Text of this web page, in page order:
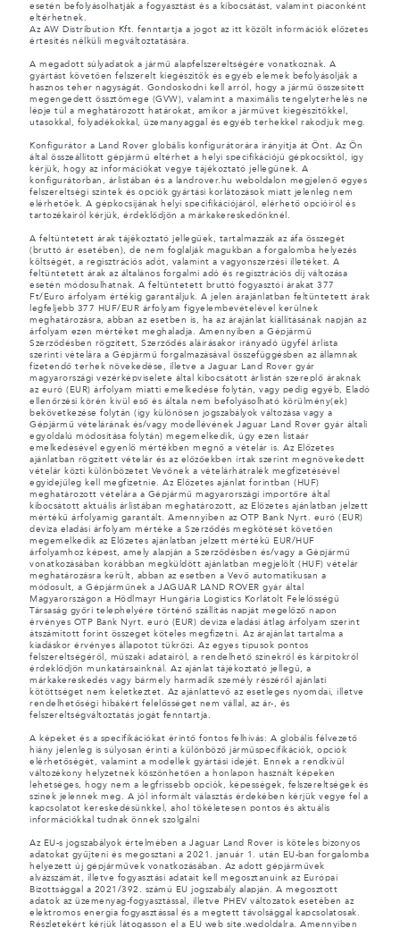
esetén befolyásolhatják a fogyasztást és a kibocsátást, valamint piaconként
eltérhetnek.
Az AW Distribution Kft. fenntartja a jogot az itt közölt információk előzetes
értesítés nélküli megváltoztatására.
A megadott súlyadatok a jármű alapfelszereltségére vonatkoznak. A
gyártást követően felszerelt kiegészítők és egyéb elemek befolyásolják a
hasznos teher nagyságát. Gondoskodni kell arról, hogy a jármű összesített
megengedett össztömege (GVW), valamint a maximális tengelyterhelés ne
lépje túl a meghatározott határokat, amikor a járművet kiegészítőkkel,
utasokkal, folyadékokkal, üzemanyaggal és egyéb terhekkel rakodjuk meg.
Konfigurátor a Land Rover globális konfigurátorára irányítja át Önt. Az Ön
által összeállított gépjármű eltérhet a helyi specifikációjú gépkocsiktól, így
kérjük, hogy az információkat vegye tájékoztató jellegűnek. A
konfigurátorban, árlistában és a landrover.hu weboldalon megjelenő egyes
felszereltségi szintek és opciók gyártási korlátozások miatt jelenleg nem
elérhetőek. A gépkocsijának helyi specifikációjáról, elérhető opcióiról és
tartozékairól kérjük, érdeklődjön a márkakereskedőnknél.
A feltüntetett árak tájékoztató jellegűek, tartalmazzák az áfa összegét
(bruttó ár esetében), de nem foglalják magukban a forgalomba helyezés
költségét, a regisztrációs adót, valamint a vagyonszerzési illetéket. A
feltüntetett árak az általános forgalmi adó és regisztrációs díj változása
esetén módosulhatnak. A feltüntetett bruttó fogyasztói árakat 377
Ft/Euro árfolyam értékig garantáljuk. A jelen árajánlatban feltüntetett árak
legfeljebb 377 HUF/EUR árfolyam figyelembevételével kerülnek
meghatározásra, abban az esetben is, ha az árajánlat kiállításának napján az
árfolyam ezen mértéket meghaladja. Amennyiben a Gépjármű
Szerződésben rögzített, Szerződés aláírásakor irányadó ügyfél árlista
szerinti vételára a Gépjármű forgalmazásával összefüggésben az államnak
fizetendő terhek növekedése, illetve a Jaguar Land Rover gyár
magyarországi vezérképviselete által kibocsátott árlistán szereplő áraknak
az euró (EUR) árfolyam miatti emelkedése folytán, vagy pedig egyéb, Eladó
ellenőrzési körén kívül eső és általa nem befolyásolható körülmény(ek)
bekövetkezése folytán (így különösen jogszabályok változása vagy a
Gépjármű vételárának és/vagy modellévének Jaguar Land Rover gyár általi
egyoldalú módosítása folytán) megemelkedik, úgy ezen listaár
emelkedésével egyenlő mértékben megnő a vételár is. Az Előzetes
ajánlatban rögzített vételár és az előzőekben írtak szerint megnövekedett
vételár közti különbözetet Vevőnek a vételárhátralék megfizetésével
egyidejűleg kell megfizetnie. Az Előzetes ajánlat forintban (HUF)
meghatározott vételára a Gépjármű magyarországi importőre által
kibocsátott aktuális árlistában meghatározott, az Előzetes ajánlatban jelzett
mértékű árfolyamig garantált. Amennyiben az OTP Bank Nyrt. euró (EUR)
deviza eladási árfolyam mértéke a Szerződés megkötését követően
megemelkedik az Előzetes ajánlatban jelzett mértékű EUR/HUF
árfolyamhoz képest, amely alapján a Szerződésben és/vagy a Gépjármű
vonatkozásában korábban megküldött ajánlatban megjelölt (HUF) vételár
meghatározásra került, abban az esetben a Vevő automatikusan a
módosult, a Gépjárműnek a JAGUAR LAND ROVER gyár által
Magyarországon a Hödlmayr Hungária Logistics Korlátolt Felelősségű
Társaság győri telephelyére történő szállítás napját megelőző napon
érvényes OTP Bank Nyrt. euró (EUR) deviza eladási átlag árfolyam szerint
átszámított forint összeget köteles megfizetni. Az árajánlat tartalma a
kiadáskor érvényes állapotot tükrözi. Az egyes típusok pontos
felszereltségéről, műszaki adatairól, a rendelhető színekről és kárpitokról
érdeklődjön munkatársainknál. Az ajánlat tájékoztató jellegű, a
márkakereskedés vagy bármely harmadik személy részéről ajánlati
kötöttséget nem keletkeztet. Az ajánlattevő az esetleges nyomdai, illetve
rendelhetőségi hibákért felelősséget nem vállal, az ár-, és
felszereltségváltoztatás jogát fenntartja.
A képeket és a specifikációkat érintő fontos felhívás: A globális félvezető
hiány jelenleg is súlyosan érinti a különböző járműspecifikációk, opciók
elérhetőségét, valamint a modellek gyártási idejét. Ennek a rendkívül
változékony helyzetnek köszönhetően a honlapon használt képeken
lehetséges, hogy nem a legfrissebb opciók, képességek, felszereltségek és
színek jelennek meg. A jól informált választás érdekében kérjük vegye fel a
kapcsolatot kereskedésünkkel, ahol tökéletesen pontos és aktuális
információkkal tudnak önnek szolgálni
Az EU-s jogszabályok értelmében a Jaguar Land Rover is köteles bizonyos
adatokat gyűjteni és megosztani a 2021. január 1. után EU-ban forgalomba
helyezett új gépjárművek vonatkozásában. Az adott gépjárművek
alvázszámát, illetve fogyasztási adatait kell megosztanuink az Európai
Bizottsággal a 2021/392. számú EU jogszabály alapján. A megosztott
adatok az üzemenyag-fogyasztással, illetve PHEV változatok esetében az
elektromos energia fogyasztással és a megtett távolsággal kapcsolatosak.
Részletekért kérjük látogasson el a EU web site.wedoldalra . Amennyiben